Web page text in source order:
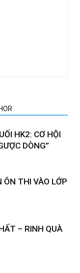
HK2: CƠ HỘI
DÒNG”
THI VÀO LỚP
– RINH QUÀ